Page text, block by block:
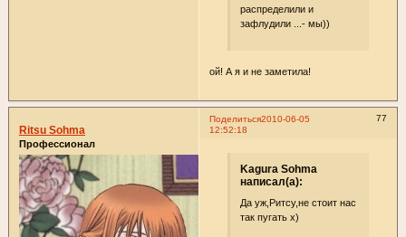
распределили и
зафлудили ...- мы))
ой! А я и не заметила!
Поделиться 77
2010-06-05
12:52:18
Ritsu Sohma
Профессионал
Kagura Sohma
написал(а):
Да уж,Ритсу,не стоит нас
так пугать х)